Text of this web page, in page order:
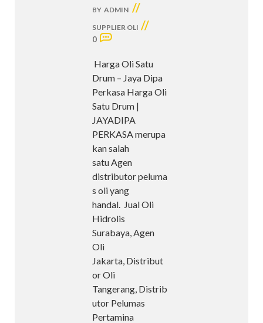
BY ADMIN //
SUPPLIER OLI //
0
Harga Oli Satu
Drum – Jaya Dipa
Perkasa Harga Oli
Satu Drum |
JAYADIPA
PERKASA merupa
kan salah
satu Agen
distributor peluma
s oli yang
handal. Jual Oli
Hidrolis
Surabaya, Agen
Oli
Jakarta, Distribut
or Oli
Tangerang, Distrib
utor Pelumas
Pertamina